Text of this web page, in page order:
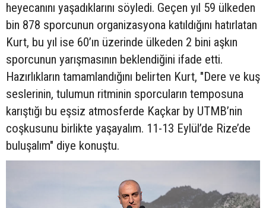
heyecanını yaşadıklarını söyledi. Geçen yıl 59 ülkeden
bin 878 sporcunun organizasyona katıldığını hatırlatan
Kurt, bu yıl ise 60’ın üzerinde ülkeden 2 bini aşkın
sporcunun yarışmasının beklendiğini ifade etti.
Hazırlıkların tamamlandığını belirten Kurt, "Dere ve kuş
seslerinin, tulumun ritminin sporcuların temposuna
karıştığı bu eşsiz atmosferde Kaçkar by UTMB’nin
coşkusunu birlikte yaşayalım. 11-13 Eylül’de Rize’de
buluşalım" diye konuştu.